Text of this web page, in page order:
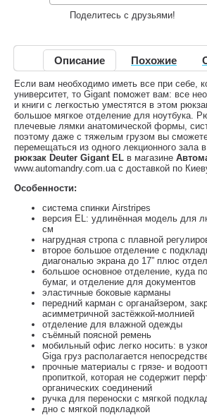
Поделитесь с друзьями!
Описание Похожие
Если вам необходимо иметь все при себе,
университет, то Gigant поможет вам: все
и книги с легкостью уместятся в этом
большое мягкое отделение для ноутбука.
плечевые лямки анатомической формы,
поэтому даже с тяжелым грузом вы
перемещаться из одного лекционного зала
рюкзак Deuter Gigant EL в магазине
www.automandry.com.ua с доставкой по
Особенности:
система спинки Airstripes
версия EL: удлинённая модель для
см
нагрудная стропа с плавной
второе большое отделение с
диагональю экрана до 17” плюс
большое основное отделение, куда
бумаг, и отделение для документов
эластичные боковые карманы
передний карман с органайзером,
асимметричной застёжкой-молнией
отделение для влажной одежды
съёмный поясной ремень
мобильный офис легко носить: в
Giga груз располагается
прочные материалы с грязе- и
пропиткой, которая не содержит
органических соединений
ручка для переноски с мягкой
дно с мягкой подкладкой